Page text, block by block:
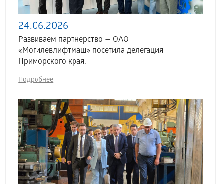
24.06.2026
Развиваем партнерство — ОАО
«Могилевлифтмаш» посетила делегация
Приморского края.
Подробнее